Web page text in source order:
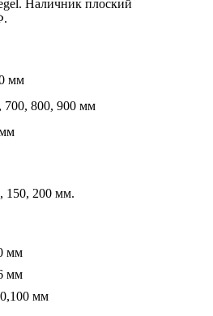
Наличник плоский
мм
700, 800, 900 мм
150, 200 мм.
мм
мм
мм